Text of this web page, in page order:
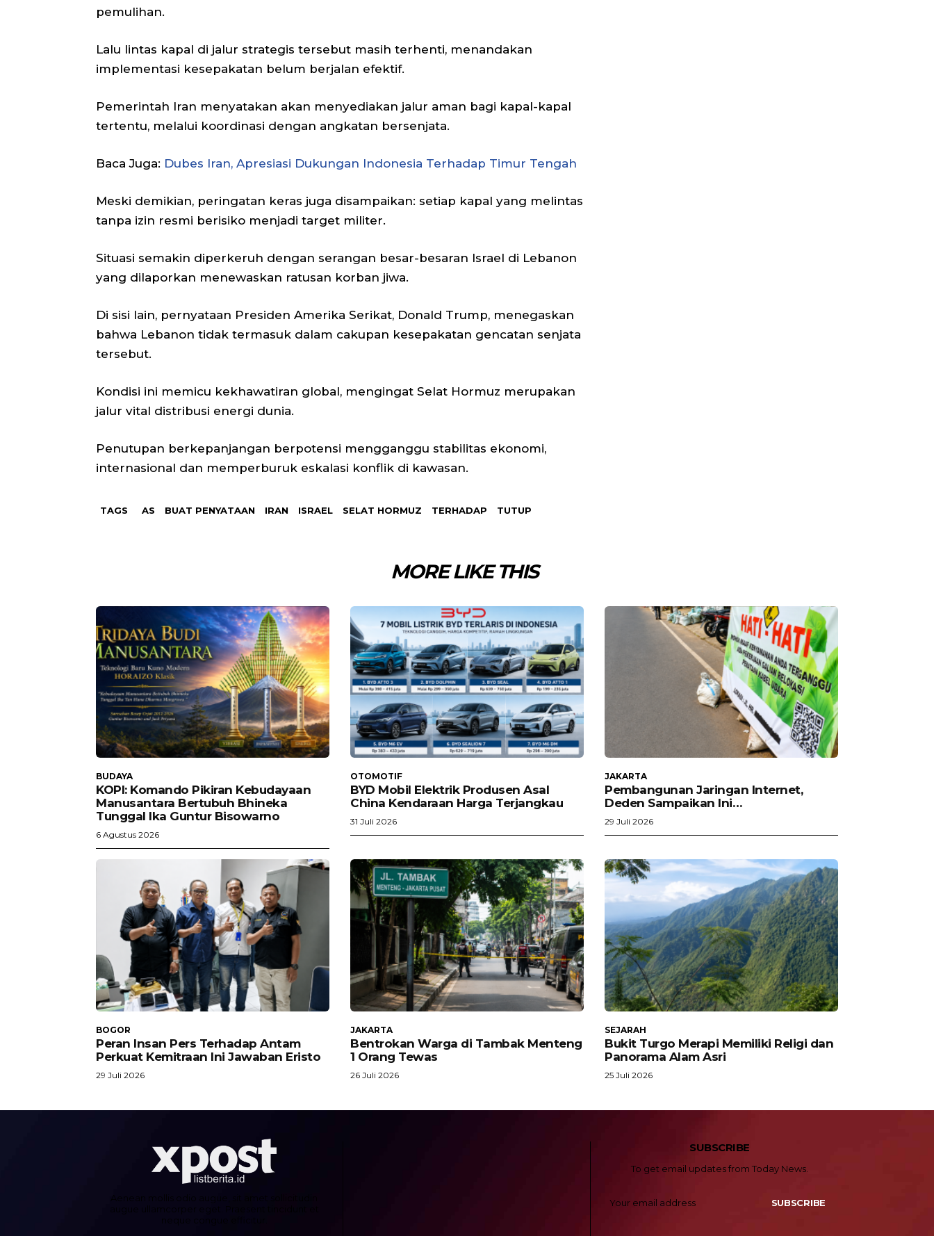
pemulihan.
Lalu lintas kapal di jalur strategis tersebut masih terhenti, menandakan
implementasi kesepakatan belum berjalan efektif.
Pemerintah Iran menyatakan akan menyediakan jalur aman bagi kapal-kapal
tertentu, melalui koordinasi dengan angkatan bersenjata.
Baca Juga: Dubes Iran, Apresiasi Dukungan Indonesia Terhadap Timur Tengah
Meski demikian, peringatan keras juga disampaikan: setiap kapal yang melintas
tanpa izin resmi berisiko menjadi target militer.
Situasi semakin diperkeruh dengan serangan besar-besaran Israel di Lebanon
yang dilaporkan menewaskan ratusan korban jiwa.
Di sisi lain, pernyataan Presiden Amerika Serikat, Donald Trump, menegaskan
bahwa Lebanon tidak termasuk dalam cakupan kesepakatan gencatan senjata
tersebut.
Kondisi ini memicu kekhawatiran global, mengingat Selat Hormuz merupakan
jalur vital distribusi energi dunia.
Penutupan berkepanjangan berpotensi mengganggu stabilitas ekonomi,
internasional dan memperburuk eskalasi konflik di kawasan.
TAGS AS BUAT PENYATAAN IRAN ISRAEL SELAT HORMUZ TERHADAP TUTUP
MORE LIKE THIS
BUDAYA
KOPI: Komando Pikiran Kebudayaan
Manusantara Bertubuh Bhineka
Tunggal Ika Guntur Bisowarno
6 Agustus 2026
OTOMOTIF
BYD Mobil Elektrik Produsen Asal
China Kendaraan Harga Terjangkau
31 Juli 2026
JAKARTA
Pembangunan Jaringan Internet,
Deden Sampaikan Ini…
29 Juli 2026
BOGOR
Peran Insan Pers Terhadap Antam
Perkuat Kemitraan Ini Jawaban Eristo
29 Juli 2026
JAKARTA
Bentrokan Warga di Tambak Menteng
1 Orang Tewas
26 Juli 2026
SEJARAH
Bukit Turgo Merapi Memiliki Religi dan
Panorama Alam Asri
25 Juli 2026
Aenean mollis odio augue, sit amet sollicitudin
SUBSCRIBE
To get email updates from Today News.
SUBSCRIBE